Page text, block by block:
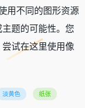
用不同的图形资源
题的可能性。您
试在这里使用像
淡黄色 纸张